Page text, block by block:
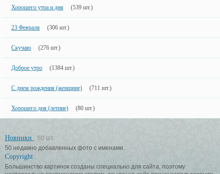
Хорошего утра и дня (539 шт.)
23 Февраля (306 шт.)
Скучаю (276 шт.)
Доброе утро (1384 шт.)
С днем рождения (женщине) (711 шт.)
Хорошего дня (летние) (80 шт.)
Новинки
50 шт.
50 недавно добавленных фото с именами.
Copyright
Большинство картинок созданы специально для сайта, поэтому